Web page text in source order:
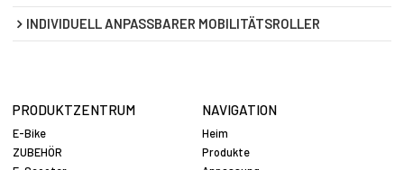
INDIVIDUELL ANPASSBARER MOBILITÄTSROLLER
PRODUKTZENTRUM
E-Bike
ZUBEHÖR
NAVIGATION
Heim
Produkte